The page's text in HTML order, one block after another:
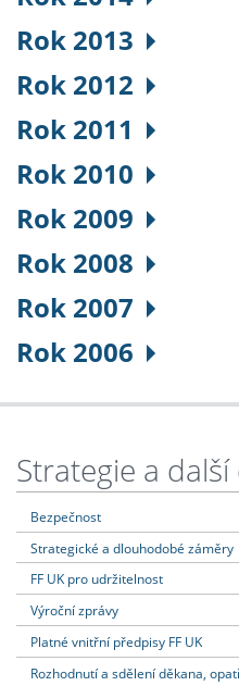
Rok 2013
Rok 2012
Rok 2011
Rok 2010
Rok 2009
Rok 2008
Rok 2007
Rok 2006
Strategie a
Bezpečnost
Strategické a dlouhodobé záměry
FF UK pro udržitelnost
Výroční zprávy
Platné vnitřní předpisy FF UK
Rozhodnutí a sdělení děkana,